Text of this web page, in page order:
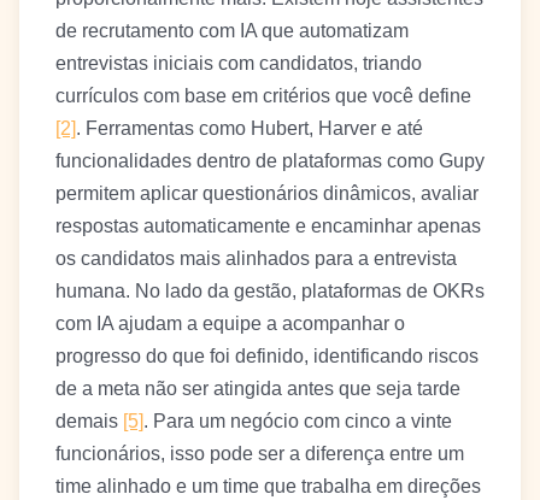
de recrutamento com IA que automatizam
entrevistas iniciais com candidatos, triando
currículos com base em critérios que você define
[2]. Ferramentas como Hubert, Harver e até
funcionalidades dentro de plataformas como Gupy
permitem aplicar questionários dinâmicos, avaliar
respostas automaticamente e encaminhar apenas
os candidatos mais alinhados para a entrevista
humana. No lado da gestão, plataformas de OKRs
com IA ajudam a equipe a acompanhar o
progresso do que foi definido, identificando riscos
de a meta não ser atingida antes que seja tarde
demais [5]. Para um negócio com cinco a vinte
funcionários, isso pode ser a diferença entre um
time alinhado e um time que trabalha em direções